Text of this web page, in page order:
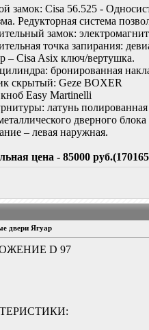
замок: Cisa 56.525 -
Редукторная система
замок:
точка запирания:
– Cisa Asix ключ/вертушка.
бронированная
скрытый: Geze BOXER
Easy Martinelli
латунь полированная
дверного
– левая наружная.
цена - 85000
двери Ягуар
D 97